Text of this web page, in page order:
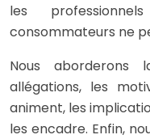
les
consommateurs ne
Nous
allégations, les
animent, les
les encadre. Enfin,